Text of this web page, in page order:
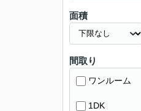
面積
間取り
ワンルーム
1DK